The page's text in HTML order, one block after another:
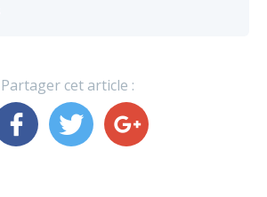
Partager cet article :